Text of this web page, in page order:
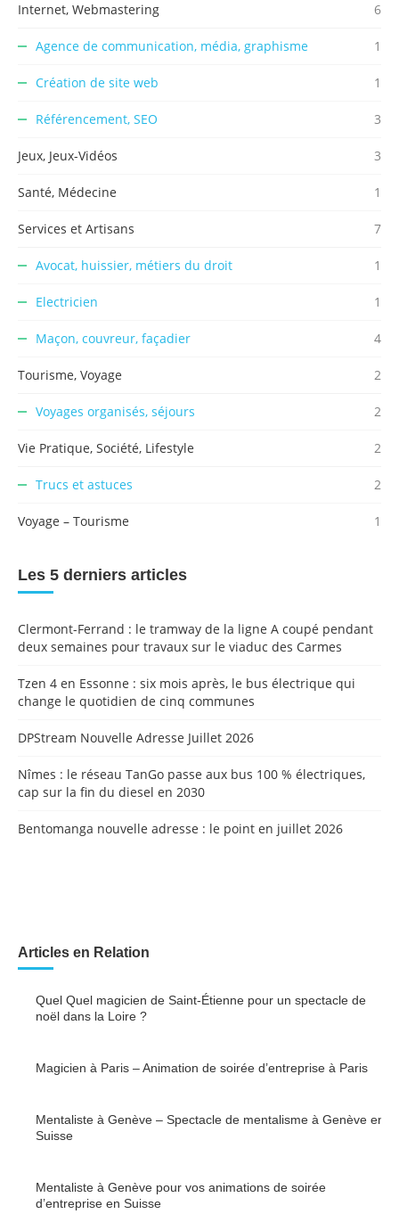
Internet, Webmastering 6
Agence de communication, média, graphisme 1
Création de site web 1
Référencement, SEO 3
Jeux, Jeux-Vidéos 3
Santé, Médecine 1
Services et Artisans 7
Avocat, huissier, métiers du droit 1
Electricien 1
Maçon, couvreur, façadier 4
Tourisme, Voyage 2
Voyages organisés, séjours 2
Vie Pratique, Société, Lifestyle 2
Trucs et astuces 2
Voyage – Tourisme 1
Les 5 derniers articles
Clermont-Ferrand : le tramway de la ligne A coupé pendant
deux semaines pour travaux sur le viaduc des Carmes
Tzen 4 en Essonne : six mois après, le bus électrique qui
change le quotidien de cinq communes
DPStream Nouvelle Adresse Juillet 2026
Nîmes : le réseau TanGo passe aux bus 100 % électriques,
cap sur la fin du diesel en 2030
Bentomanga nouvelle adresse : le point en juillet 2026
Articles en Relation
Quel Quel magicien de Saint-Étienne pour un spectacle de
noël dans la Loire ?
Magicien à Paris – Animation de soirée d’entreprise à Paris
Mentaliste à Genève – Spectacle de mentalisme à Genève en
Suisse
Mentaliste à Genève pour vos animations de soirée
d’entreprise en Suisse